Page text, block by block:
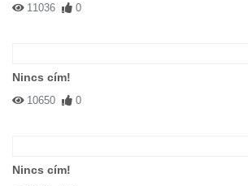
11036 0
Nincs cím!
10650 0
Nincs cím!